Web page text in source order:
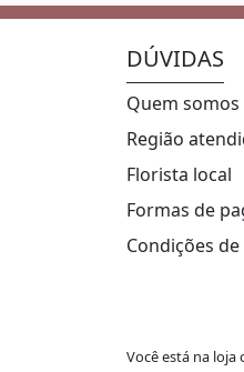
DÚVIDAS
Quem somos
Região
Florista local
Formas de
Condições
Você está na loja